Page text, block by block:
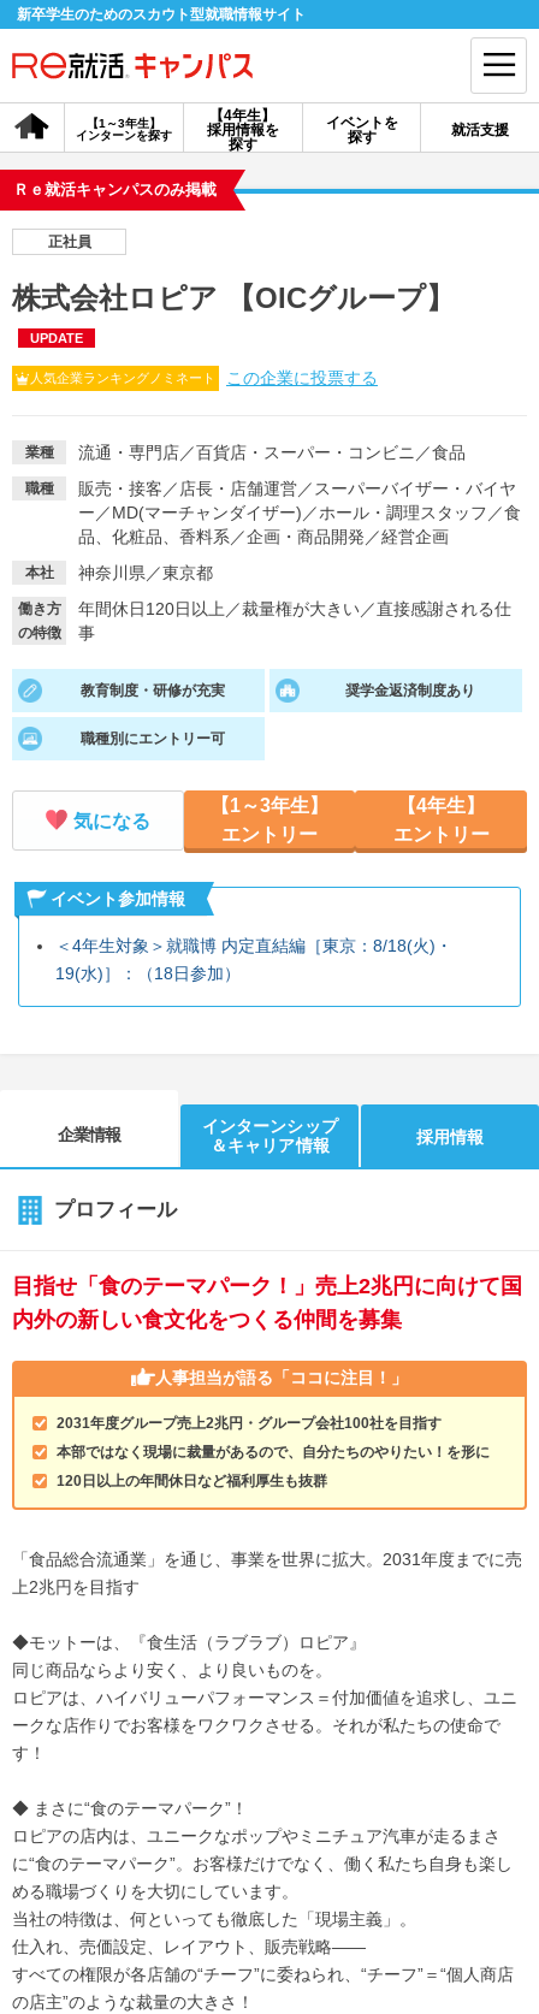
新卒学生のためのスカウト型就職情報サイト
【4年生】
採用情報を
探す
【1～3年生】
インターンを探す
イベントを
探す
就活支援
会員登録 ログイン
探す
【4年生】
イベントを探す スカウト お知らせ
就活ノウハウ・サポート
就活支援
就活ノウハウが満載！ お役立ち記事・相談室など
適職診断 就活チャンネル
就活ニュースペーパー
就活時事ニュースを更新 不明点があればこちら
Ｒｅ就活キャンパスのみ掲載
正社員
株式会社ロピア 【OICグループ】
UPDATE
人気企業ランキングノミネート この企業に投票する
業種 流通・専門店／百貨店・スーパー・コンビニ ／食品
職種 販売・接客 ／ 店長・店舗運営／ スーパーバイザー・バイヤ
ー ／MD(マーチャンダイザー) ／ホール・調理スタッフ ／食
品、化粧品、香料系 ／企画・商品開発 ／経営企画
本社 神奈川県／東京都
働き方
の特徴
年間休日120日以上 ／裁量権が大きい／直接感謝される仕
事
教育制度・研修が充実 奨学金返済制度あり
職種別にエントリー可
気になる
【1～3年生】
エントリー
【4年生】
エントリー
イベント参加情報
＜4年生対象＞就職博 内定直結編［東京：8/18(火)・
19(水)］：（18日参加）
企業情報
インターンシップ
＆キャリア情報
採用情報
プロフィール
目指せ「食のテーマパーク！」売上2兆円に向けて国
内外の新しい食文化をつくる仲間を募集
人事担当が語る 「ココに注目！」
2031年度グループ売上2兆円・グループ会社100社を目指す
本部ではなく現場に裁量があるので、自分たちのやりたい！を形に
120日以上の年間休日など福利厚生も抜群
「食品総合流通業」を通じ、事業を世界に拡大。2031年度までに売
上2兆円を目指す
◆モットーは、『食生活（ラブラブ）ロピア』
同じ商品ならより安く、より良いものを。
ロピアは、ハイバリューパフォーマンス＝付加価値を追求し、ユニ
ークな店作りでお客様をワクワクさせる。それが私たちの使命で
す！
◆ まさに“食のテーマパーク”！
ロピアの店内は、ユニークなポップやミニチュア汽車が走るまさ
に“食のテーマパーク”。お客様だけでなく、働く私たち自身も楽し
める職場づくりを大切にしています。
当社の特徴は、何といっても徹底した「現場主義」。
仕入れ、売価設定、レイアウト、販売戦略――
すべての権限が各店舗の“チーフ”に委ねられ、“チーフ”＝“個人商店
の店主”のような裁量の大きさ！